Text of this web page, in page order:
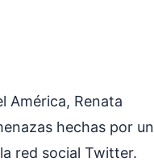
América, Renata
hechas por un
red social Twitter.